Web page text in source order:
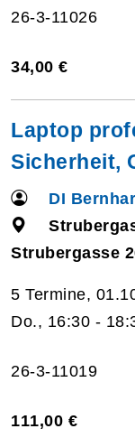
26-3-11026
34,00 €
Laptop
Sicherheit,
DI
Strubergasse
5 Termine,
Do., 16:30 -
26-3-11019
111,00 €